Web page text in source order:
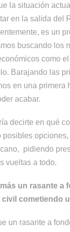
la situación
en la salida del
es un
buscando los
como
Barajando las
en una primera
acabar.
decirte en qué
posibles
pidiendo
vueltas a todo.
un rasante a
civil cometiendo
un rasante a